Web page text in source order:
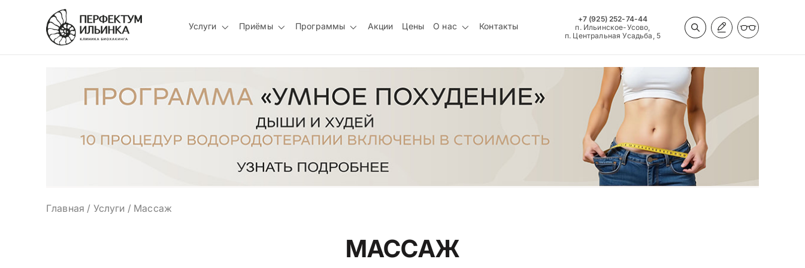
Услуги Приёмы Программы Акции Цены О нас Контакты
+7 (925) 252-74-44
п. Ильинское-Усово,
п. Центральная Усадьба, 5
Главная / Услуги / Массаж
МАССАЖ